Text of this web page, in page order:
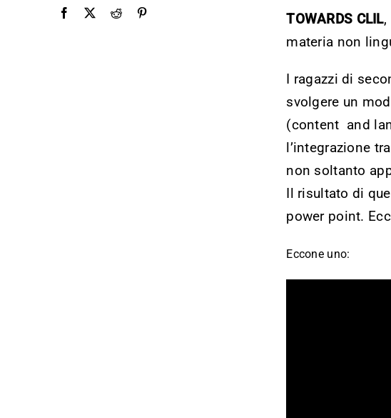
TOWARDS CLIL,
materia non
I ragazzi di
svolgere un
(content and
l’integrazione
non soltanto
Il risultato di
power point.
Eccone uno: